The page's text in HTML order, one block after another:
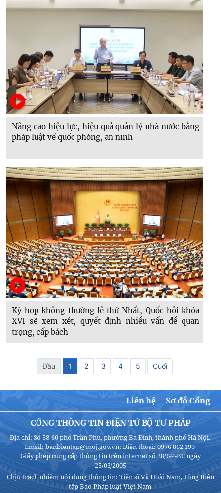
Nâng cao hiệu lực, hiệu quả quản lý nhà nước bằng
pháp luật về quốc phòng, an ninh
Kỳ họp không thường lệ thứ Nhất, Quốc hội khóa
XVI sẽ xem xét, quyết định nhiều vấn đề quan
trọng, cấp bách
Đầu 1 2 3 4 5 Cuối
Liên hệ Sơ đồ Cổng
CỔNG THÔNG TIN ĐIỆN TỬ BỘ TƯ PHÁP
Địa chỉ: Số 58-60 phố Trần Phú, phường Ba Đình, thành phố Hà Nội.
Email: banbientap@moj.gov.vn; Điện thoại: 0976 862 199
Giấy phép cung cấp thông tin trên internet số 28/GP-BC ngày
25/03/2005
Chịu trách nhiệm nội dung thông tin: Tiến sĩ Vũ Hoài Nam, Tổng Biên
tập Báo Pháp luật Việt Nam